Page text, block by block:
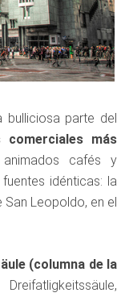
bulliciosa parte del
comerciales más
cafés y
idénticas: la
Leopoldo, en el
(columna de la